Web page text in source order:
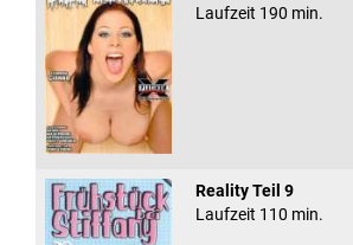
Laufzeit 190 min.
Reality Teil 9
Laufzeit 110 min.